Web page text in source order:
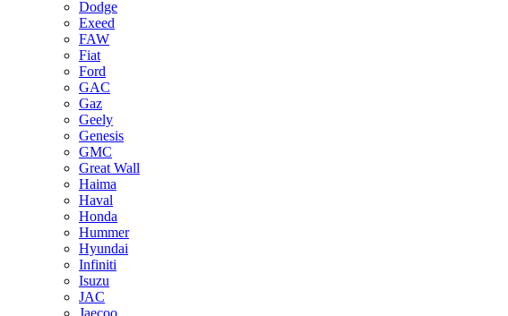
Dodge
Exeed
FAW
Fiat
Ford
GAC
Gaz
Geely
Genesis
GMC
Great Wall
Haima
Haval
Honda
Hummer
Hyundai
Infiniti
Isuzu
JAC
Jaecoo